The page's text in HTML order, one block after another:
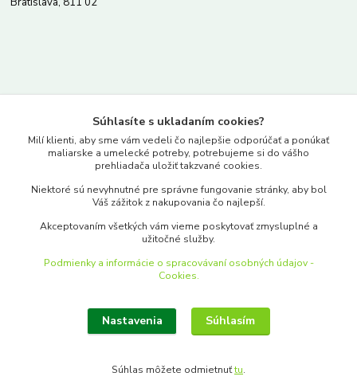
www.merkantil.sk
Pondelok-Piatok: 9.00-17.00hod.
objednavky@merkantil-obchod.sk
Upraviť zber cookies.
Súhlasíte s ukladaním cookies?
Milí klienti, aby sme vám vedeli čo najlepšie odporúčať a ponúkať
maliarske a umelecké potreby, potrebujeme si do vášho
prehliadača uložiť takzvané cookies.
Niektoré sú nevyhnutné pre správne fungovanie stránky, aby bol
Váš zážitok z nakupovania čo najlepší.
Akceptovaním všetkých vám vieme poskytovať zmysluplné a
užitočné služby.
Podmienky a informácie o spracovávaní osobných údajov -
Cookies.
Nastavenia Súhlasím
Súhlas môžete odmietnuťtu.